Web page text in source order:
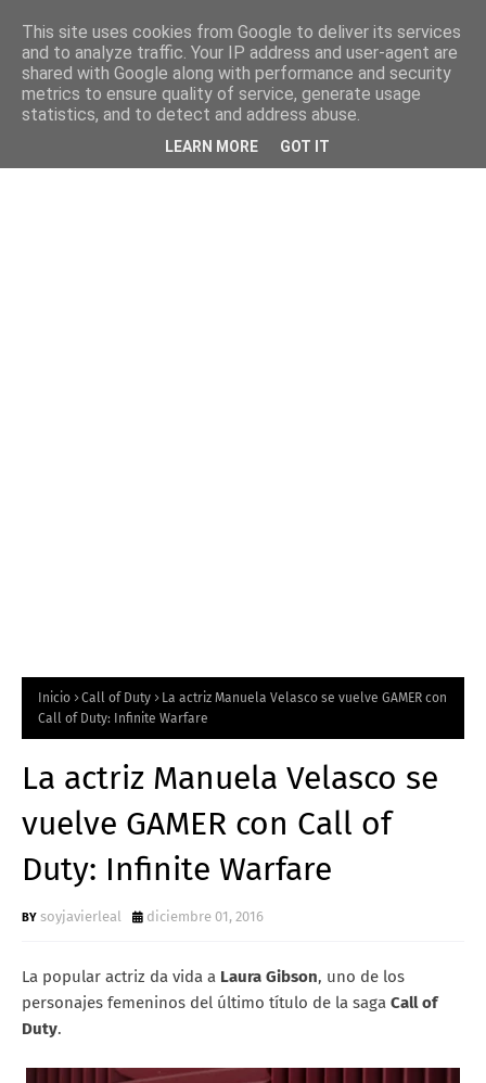
Inicio Call of Duty
La actriz Manuela Velasco se vuelve GAMER con
Call of Duty: Infinite Warfare
La actriz Manuela Velasco se
vuelve GAMER con Call of
Duty: Infinite Warfare
soyjavierleal diciembre 01, 2016
La popular actriz da vida a Laura Gibson, uno de los
personajes femeninos del último título de la saga Call of
Duty.
This site uses cookies from Google to deliver its services
and to analyze traffic. Your IP address and user-agent are
shared with Google along with performance and security
metrics to ensure quality of service, generate usage
statistics, and to detect and address abuse.
LEARN MORE GOT IT